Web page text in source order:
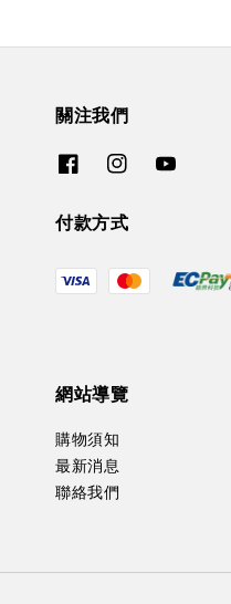
關注我們
付款方式
網站導覽
購物須知
最新消息
聯絡我們